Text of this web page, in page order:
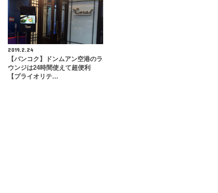
2019.2.24
【バンコク】ドンムアン空港のラ
ウンジは24時間使えて超便利
【プライオリテ…